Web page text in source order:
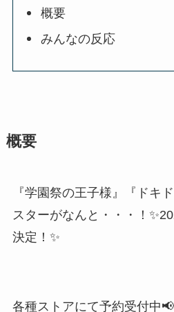
概要
みんなの反応
概要
『学園祭の王子様』『ドキ
スターがなんと・・・！
決定！✨
各種ストアにて予約受付中📢